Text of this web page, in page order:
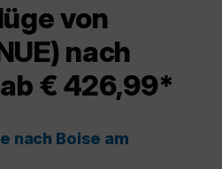
von
nach
€ 426,99*
nach Boise am